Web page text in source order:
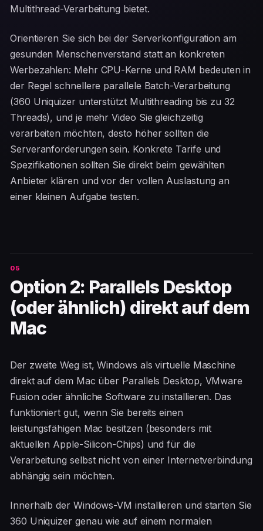
Multithread-Verarbeitung bietet.
Orientieren Sie sich bei der Serverkonfiguration am
gesunden Menschenverstand statt an konkreten
Werbezahlen: Mehr CPU-Kerne und RAM bedeuten in
der Regel schnellere parallele Batch-Verarbeitung
(360 Uniquizer unterstützt Multithreading bis zu 32
Threads), und je mehr Video Sie gleichzeitig
verarbeiten möchten, desto höher sollten die
Serveranforderungen sein. Konkrete Tarife und
Spezifikationen sollten Sie direkt beim gewählten
Anbieter klären und vor der vollen Auslastung an
einer kleinen Aufgabe testen.
Option 2: Parallels Desktop
(oder ähnlich) direkt auf dem
Mac
Der zweite Weg ist, Windows als virtuelle Maschine
direkt auf dem Mac über Parallels Desktop, VMware
Fusion oder ähnliche Software zu installieren. Das
funktioniert gut, wenn Sie bereits einen
leistungsfähigen Mac besitzen (besonders mit
aktuellen Apple-Silicon-Chips) und für die
Verarbeitung selbst nicht von einer Internetverbindung
abhängig sein möchten.
Innerhalb der Windows-VM installieren und starten Sie
360 Uniquizer genau wie auf einem normalen